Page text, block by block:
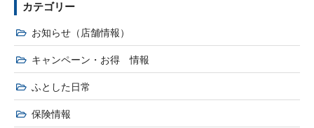
カテゴリー
お知らせ（店舗情報）
キャンペーン・お得 情報
ふとした日常
保険情報